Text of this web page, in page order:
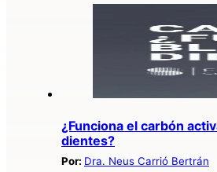
¿Funciona el carbón
dientes?
Por: Dra. Neus Carrió Bertrán